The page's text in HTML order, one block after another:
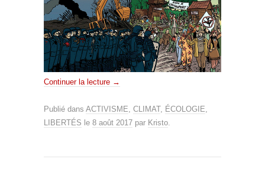
Continuer la lecture →
Publié dans ACTIVISME CLIMAT, ÉCOLOGIE
LIBERTÉS le 8 août 2017 par Kristo